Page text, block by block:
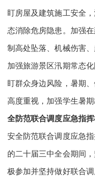
盯房屋及建筑施工安全
态消除危房隐患。加强
制高处坠落、机械伤害
加强旅游景区汛期常态
盯群众身边风险，暑期
高度重视，加强学生暑
全防范联合调度应急指
安全防范联合调度应急
的二十届三中全会期间
极参加并坚持做好联合